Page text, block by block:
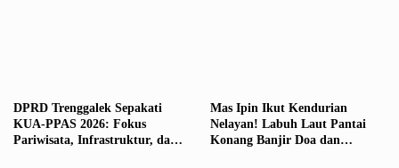
DPRD Trenggalek Sepakati
KUA-PPAS 2026: Fokus
Pariwisata, Infrastruktur, dan
Mas Ipin Ikut Kendurian
Nelayan! Labuh Laut Pantai
Konang Banjir Doa dan